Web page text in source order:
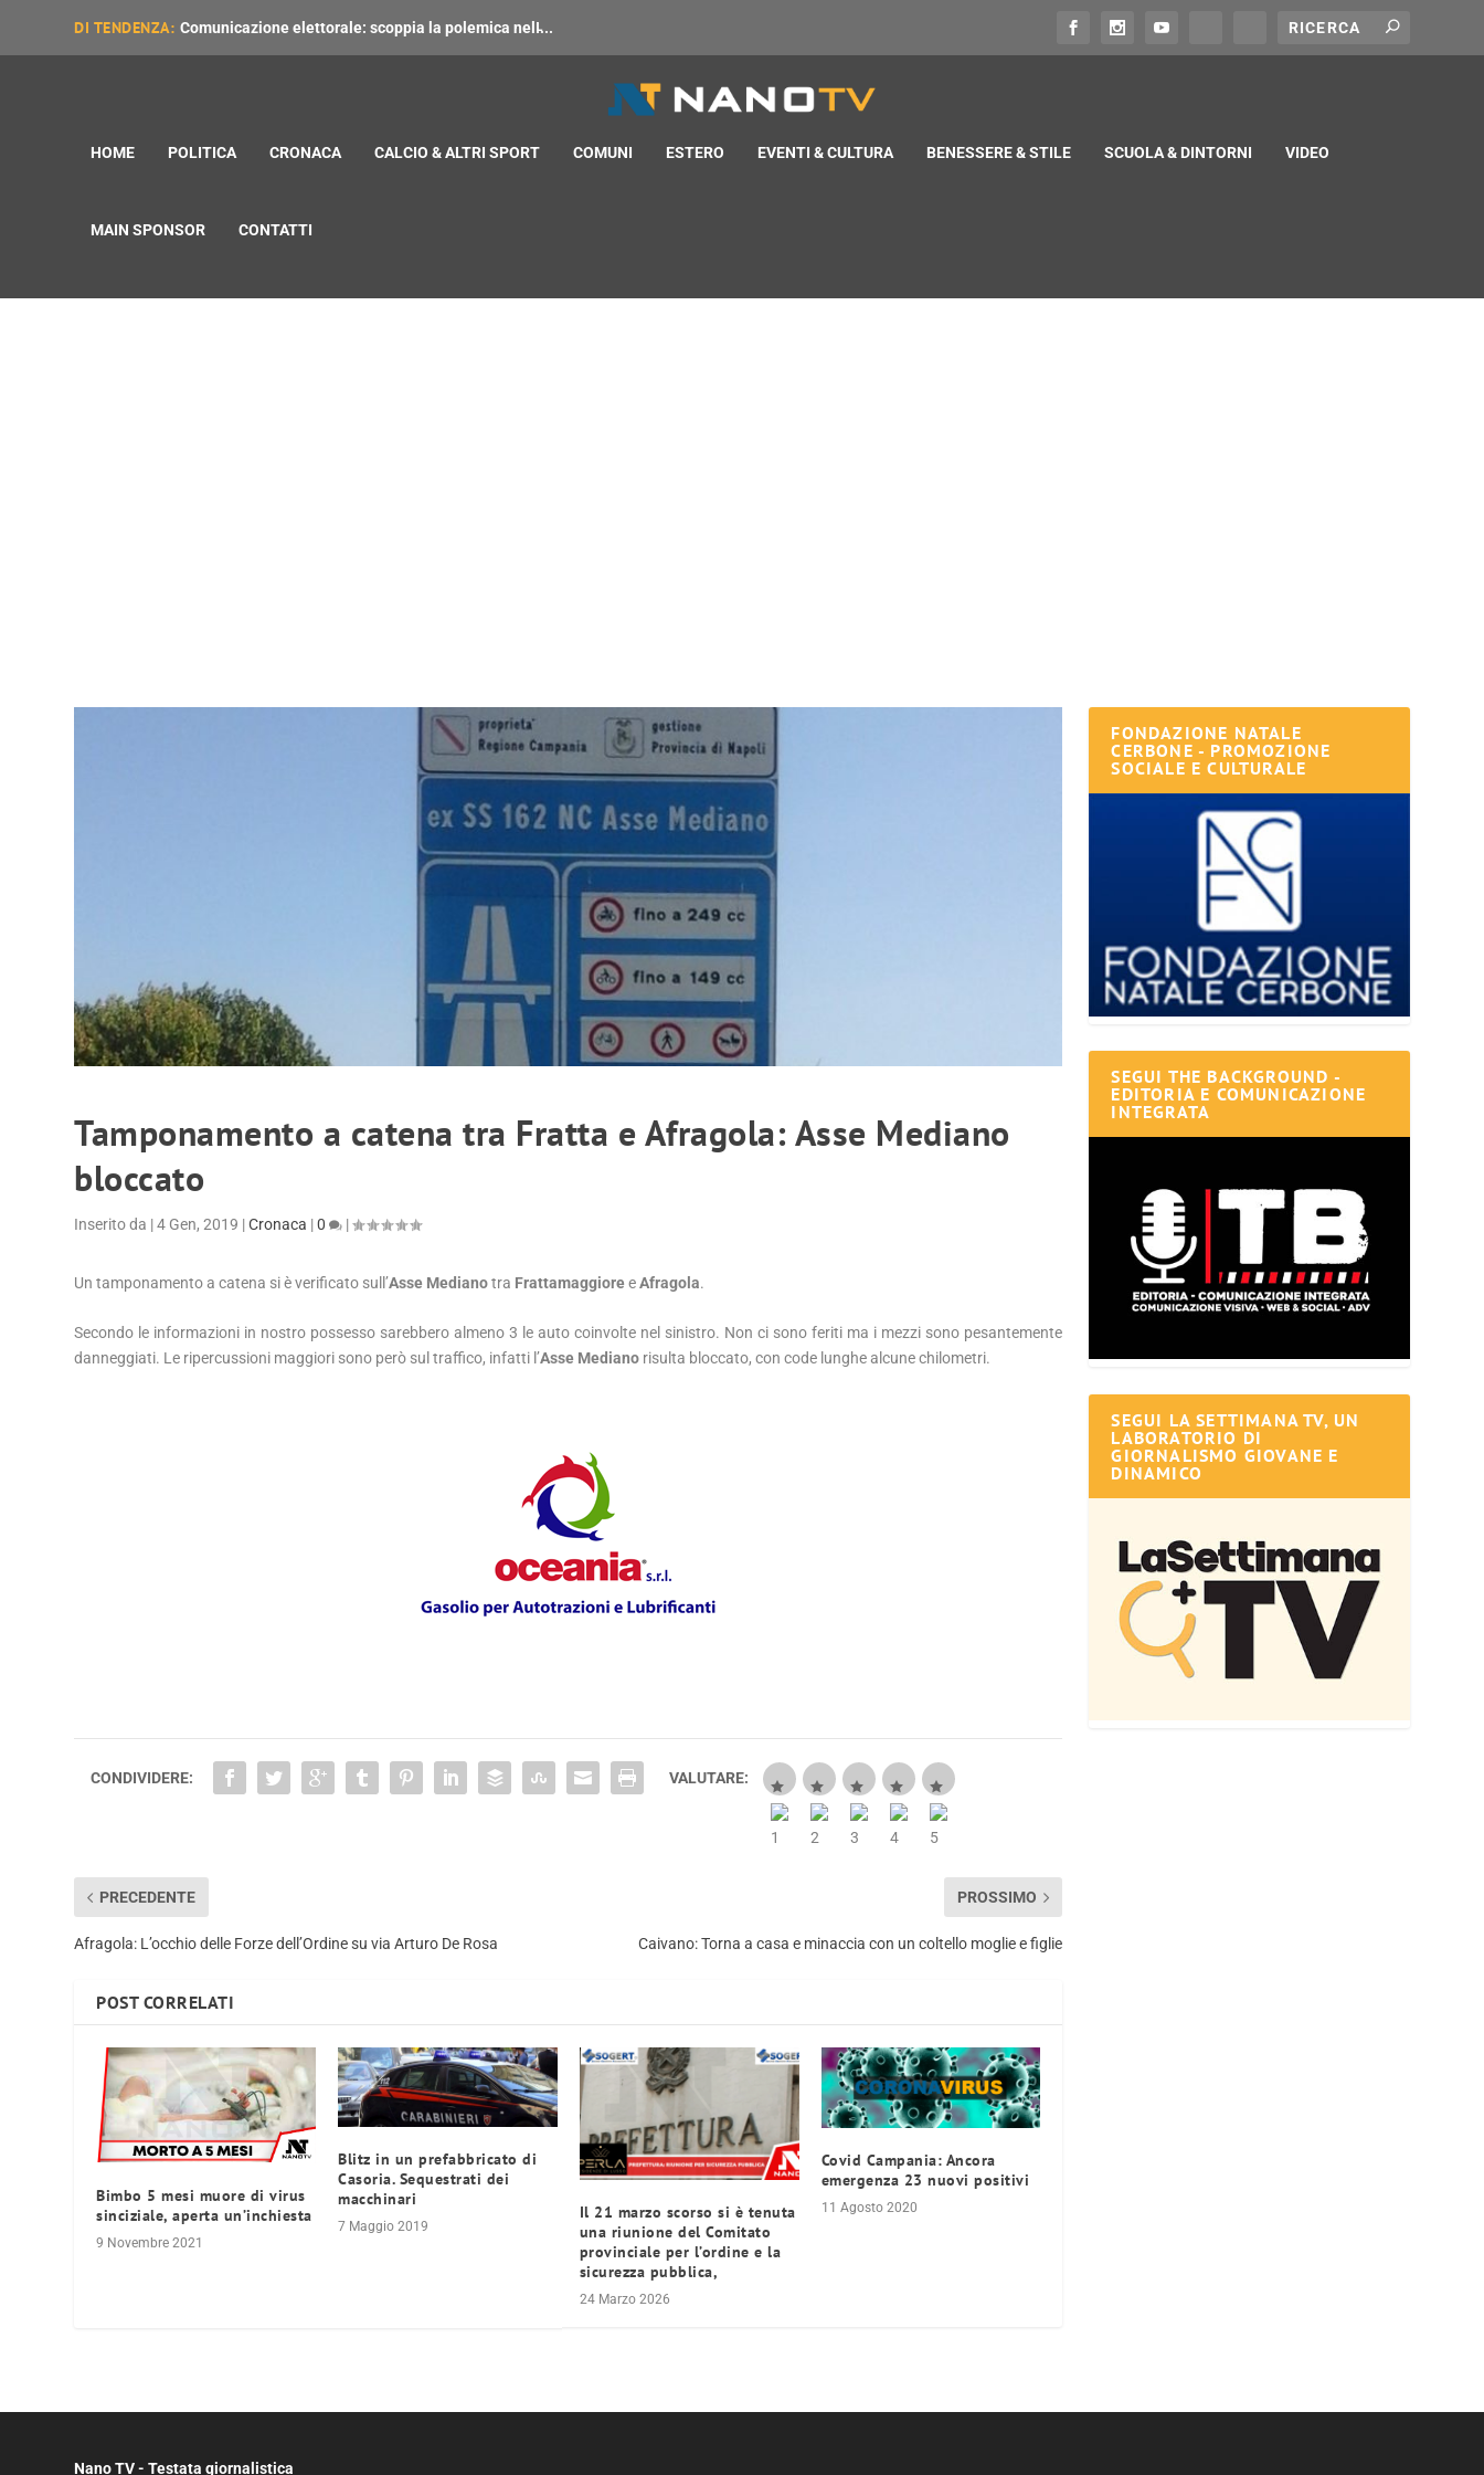
DI TENDENZA: Comunicazione elettorale: scoppia la polemica nell̵...
HOME POLITICA CRONACA CALCIO & ALTRI SPORT COMUNI ESTERO EVENTI & CULTURA BENESSERE & STILE SCUOLA & DINTORNI VIDEO
MAIN SPONSOR CONTATTI
Tamponamento a catena tra Fratta e Afragola: Asse Mediano
bloccato
Inserito da |4 Gen, 2019 |Cronaca |0 |
Un tamponamento a catena si è verificato sull’Asse Medianotra FrattamaggioreeAfragola.
Secondo le informazioni in nostro possesso sarebbero almeno 3 le auto coinvolte nel sinistro. Non ci sono feriti ma i mezzi sono pesantemente
danneggiati. Le ripercussioni maggiori sono però sul traffico, infatti l’Asse Mediano risulta bloccato, con code lunghe alcune chilometri.
CONDIVIDERE: VALUTARE:
PRECEDENTE
Afragola: L’occhio delle Forze dell’Ordine su via Arturo De Rosa
PROSSIMO
Caivano: Torna a casa e minaccia con un coltello moglie e figlie
POST CORRELATI
Bimbo 5 mesi muore di virus
sinciziale, aperta un’inchiesta
9 Novembre 2021
Blitz in un prefabbricato di
Casoria. Sequestrati dei
macchinari
7 Maggio 2019
Il 21 marzo scorso si è tenuta
una riunione del Comitato
provinciale per l’ordine e la
sicurezza pubblica,
24 Marzo 2026
Covid Campania: Ancora
emergenza 23 nuovi positivi
11 Agosto 2020
FONDAZIONE NATALE
CERBONE - PROMOZIONE
SOCIALE E CULTURALE
SEGUI THE BACKGROUND -
EDITORIA E COMUNICAZIONE
INTEGRATA
SEGUI LA SETTIMANA TV, UN
LABORATORIO DI
GIORNALISMO GIOVANE E
DINAMICO
Nano TV - Testata giornalistica